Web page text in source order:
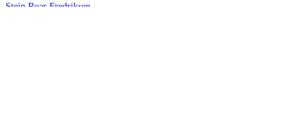
Stein Roar Fredriksen